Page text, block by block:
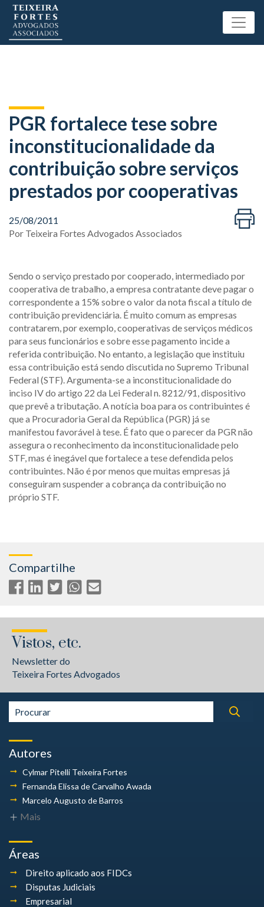
PGR fortalece tese sobre
inconstitucionalidade da
contribuição sobre serviços
prestados por cooperativas
25/08/2011
Por Teixeira Fortes Advogados Associados
Sendo o serviço prestado por cooperado, intermediado por
cooperativa de trabalho, a empresa contratante deve pagar o
correspondente a 15% sobre o valor da nota fiscal a título de
contribuição previdenciária. É muito comum as empresas
contratarem, por exemplo, cooperativas de serviços médicos
para seus funcionários e sobre esse pagamento incide a
referida contribuição. No entanto, a legislação que instituiu
essa contribuição está sendo discutida no Supremo Tribunal
Federal (STF). Argumenta-se a inconstitucionalidade do
inciso IV do artigo 22 da Lei Federal n. 8212/91, dispositivo
que prevê a tributação. A notícia boa para os contribuintes é
que a Procuradoria Geral da República (PGR) já se
manifestou favorável à tese. É fato que o parecer da PGR não
assegura o reconhecimento da inconstitucionalidade pelo
STF, mas é inegável que fortalece a tese defendida pelos
contribuintes. Não é por menos que muitas empresas já
conseguiram suspender a cobrança da contribuição no
próprio STF.
Compartilhe
Vistos, etc.
Newsletter do
Teixeira Fortes Advogados
Autores
Cylmar Pitelli Teixeira Fortes
Fernanda Elissa de Carvalho Awada
Marcelo Augusto de Barros
Mais
Áreas
Direito aplicado aos FIDCs
Disputas Judiciais
Empresarial